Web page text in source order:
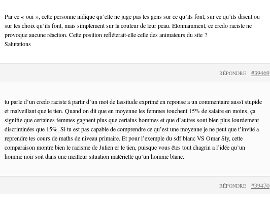
Par ce « oui », cette personne indique qu’elle ne juge pas les gens sur ce qu’ils font, sur ce qu’ils disent ou
sur les choix qu’ils font, mais simplement sur la couleur de leur peau. Étonnamment, ce credo raciste ne
provoque aucune réaction. Cette position refléterait-elle celle des animateurs du site ?
Salutations
#39469
RÉPONDRE
tu parle d’un credo raciste à partir d’un mot de lassitude exprimé en reponse a un commentaire aussî stupide
et malveillant que le tien. Quand on dit que en moyenne les femmes touchent 15% de salaire en moins, ça
signifie que certaines femmes gagnent plus que certains hommes et que d’autres sont bien plus lourdement
discriminées que 15%. Si tu est pas capable de comprendre ce qu’est une moyenne je ne peut que t’invité a
reprendre tes cours de maths de niveau primaire. Et pour l’exemple du sdf blanc VS Omar Sly, cette
comparaison montre bien le racisme de Julien er le tien, puisque vous êtes tout chagrin a l’idée qu’un
homme noir soit dans une meilleur situation matérielle qu’un homme blanc.
#39470
RÉPONDRE